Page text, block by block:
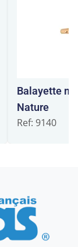
Balayette
Nature
Ref: 9140